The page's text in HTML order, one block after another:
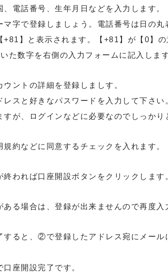
電話番号、生年月日などを入力します。
マ字で登録しましょう。電話番号は日の
+81】と表示されます。【+81】が【0】
た数字を右側の入力フォームに記入しま
ントの詳細を登録しましす。
レスと好きなパスワードを入力して下さ
すが、ログインなどに必要なのでしっか
規約などに同意するチェックを入れます。
終われば口座開設ボタンをクリックします
ある場合は、登録が出来ませんので再度
すると、②で登録したアドレス宛にメー
口座開設完了です。